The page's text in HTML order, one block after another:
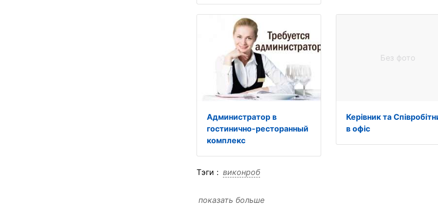
Администратор в
гостинично-ресторанный
комплекс
Без фото
Керівник та
в офіс
Тэги : виконроб
показать больше